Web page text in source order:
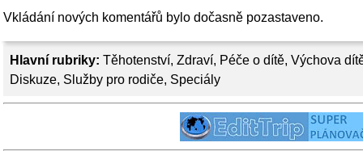
Hlavní rubriky: Těhotenství, Zdraví, Péče o dítě, Výchova
Diskuze, Služby pro rodiče, Speciály
Vkládání nových komentářů bylo dočasně pozastaveno.